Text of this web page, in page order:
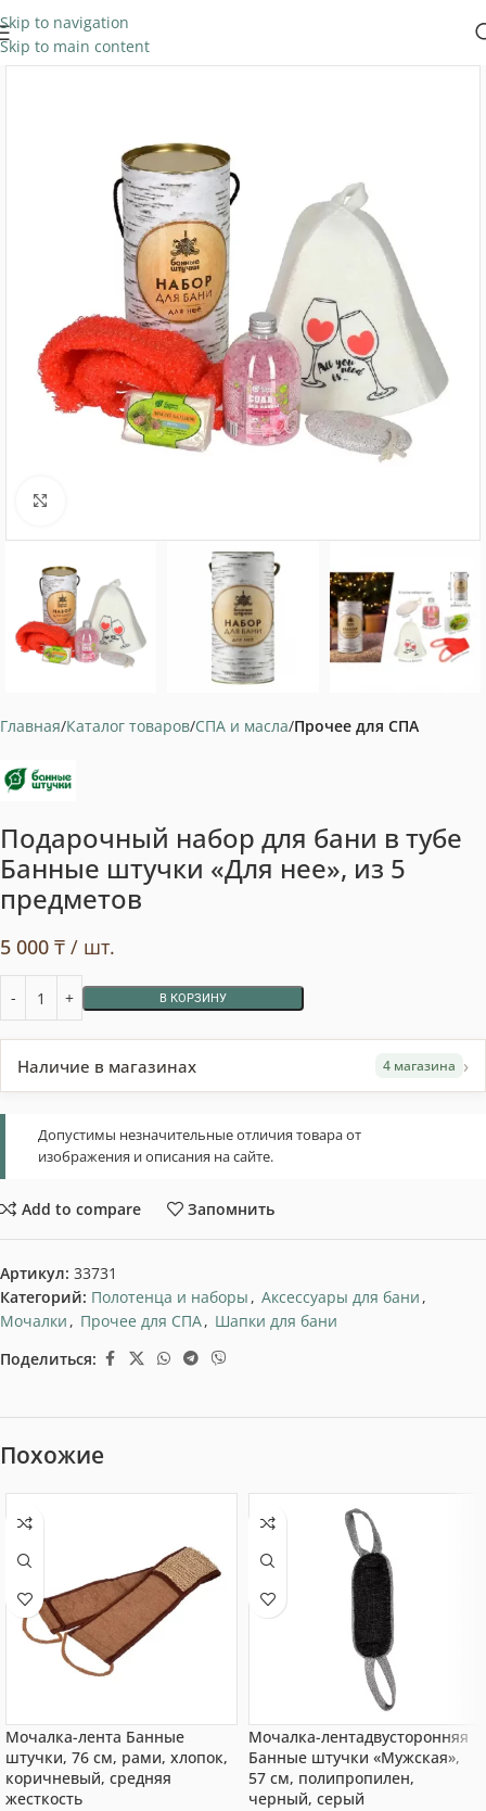
Skip to navigation
Skip to main content
Главная Каталог товаров СПА и масла Прочее для СПА
Подарочный набор для бани в тубе
Банные штучки «Для нее», из 5
предметов
5 000 ₸ / шт.
В КОРЗИНУ
Наличие в магазинах 4 магазина ›
Допустимы незначительные отличия товара от
изображения и описания на сайте.
Add to compare Запомнить
Артикул: 33731
Категорий: Полотенца и наборы , Аксессуары для бани ,
Мочалки , Прочее для СПА, Шапки для бани
Поделиться:
Похожие
Мочалка-лента Банные
штучки, 76 см, рами, хлопок,
коричневый, средняя
жесткость
Мочалка-лентадвусторонняя
Банные штучки «Мужская»,
57 см, полипропилен,
черный, серый